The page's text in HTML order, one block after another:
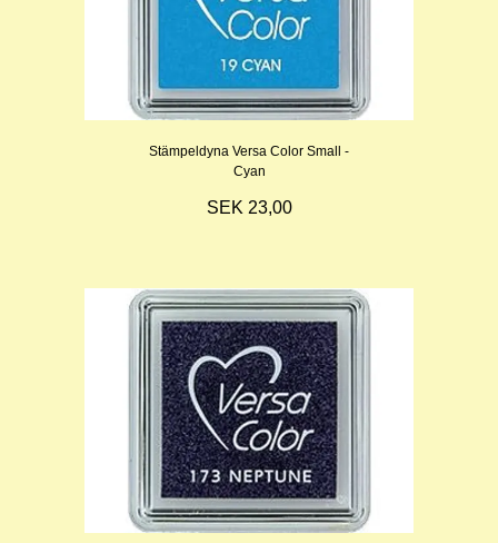
Stämpeldyna Versa Color Small -
Cyan
SEK 23,00